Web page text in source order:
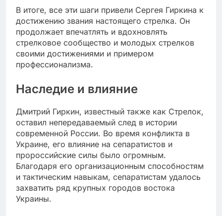
В итоге, все эти шаги привели Сергея Гиркина к
достижению звания настоящего стрелка. Он
продолжает впечатлять и вдохновлять
стрелковое сообщество и молодых стрелков
своими достижениями и примером
профессионализма.
Наследие и влияние
Дмитрий Гиркин, известный также как Стрелок,
оставил непередаваемый след в истории
современной России. Во время конфликта в
Украине, его влияние на сепаратистов и
пророссийские силы было огромным.
Благодаря его организационным способностям
и тактическим навыкам, сепаратистам удалось
захватить ряд крупных городов востока
Украины.